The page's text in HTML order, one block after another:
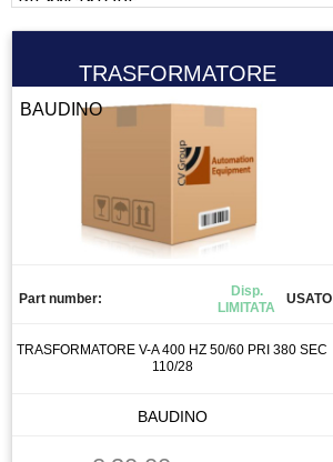
BOBINA
BOOSTER
CANALIZZAZIONE
CAPICORDA
CASSETTO DI SALDATURA
CAVO
CELLA DI CARICO
TRASFORMATORE
BAUDINO
Part number:
Disp.
LIMITATA
USATO
TRASFORMATORE V-A 400 HZ 50/60 PRI 380 SEC
110/28
BAUDINO